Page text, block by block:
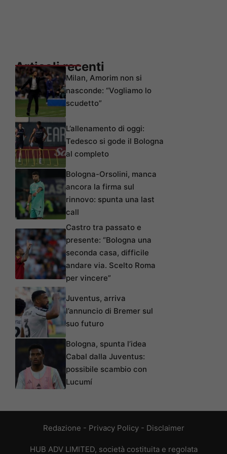
Articoli recenti
Milan, Amorim non si
nasconde: “Vogliamo lo
scudetto”
L’allenamento di oggi:
Tedesco si gode il Bologna
al completo
Bologna-Orsolini, manca
ancora la firma sul
rinnovo: spunta una last
call
Castro tra passato e
presente: “Bologna una
seconda casa, difficile
andare via. Scelto Roma
per vincere”
Juventus, arriva
l’annuncio di Bremer sul
suo futuro
Bologna, spunta l’idea
Cabal dalla Juventus:
possibile scambio con
Lucumí
Redazione - Privacy Policy- Disclaimer
HUB ADV LIMITED, società costituita e regolata